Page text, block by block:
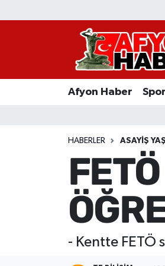
Afyon Haber Spor
HABERLER ASAYIŞ
- Kentte FETÖ
Afyon Haber
Asayiş Yaşam
Sivil Toplum